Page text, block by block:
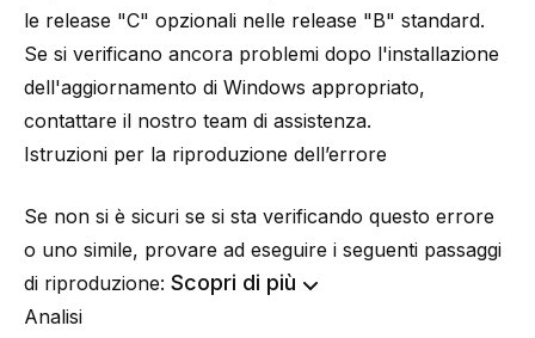
le release "C" opzionali nelle release "B" standard.
Se si verificano ancora problemi dopo l'installazione
dell'aggiornamento di Windows appropriato,
contattare il nostro team di assistenza.
Istruzioni per la riproduzione dell’errore
Se non si è sicuri se si sta verificando questo errore
o uno simile, provare ad eseguire i seguenti passaggi
di riproduzione: Scopri di più
Analisi